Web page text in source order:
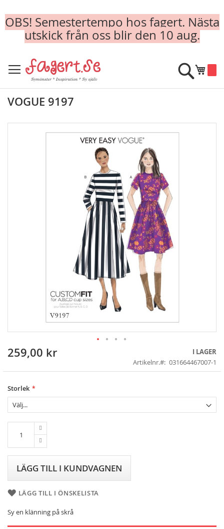
OBS! Semestertempo hos fagert. Nästa
utskick från oss blir den 10 aug.
to
Content
Min
Sök
VOGUE 9197
Skip
the
of
the
images
gallery
259,00 kr
I LAGER
Artikelnr.
031664467007-1
Storlek
LÄGG TILL I KUNDVAGNEN
LÄGG TILL I ÖNSKELISTA
Sy en klänning på skrå